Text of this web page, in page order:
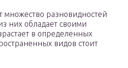
множество разновидностей
них обладает своими
в определенных
видов стоит